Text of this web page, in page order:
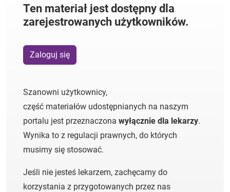
Ten materiał jest dostępny dla
zarejestrowanych użytkowników.
Zaloguj się
Szanowni użytkownicy,
część materiałów udostępnianych na naszym
portalu jest przeznaczona wyłącznie dla lekarzy.
Wynika to z regulacji prawnych, do których
musimy się stosować.
Jeśli nie jesteś lekarzem, zachęcamy do
korzystania z przygotowanych przez nas